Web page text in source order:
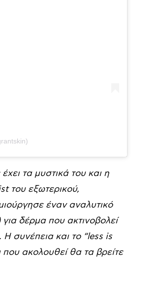
τα μυστικά του και η
του εξωτερικού,
έναν αναλυτικό
δέρμα που ακτινοβολεί
συνέπεια και το “less is
που ακολουθεί θα τα βρείτε